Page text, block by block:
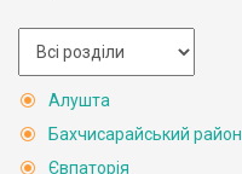
Алушта
Бахчисарайський район
Євпаторія